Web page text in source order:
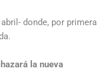
donde, por primera
la nueva